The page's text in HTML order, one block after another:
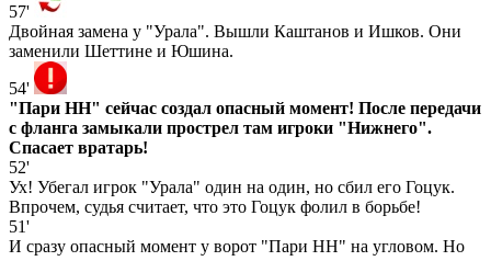
57'
Двойная замена у "Урала". Вышли Каштанов и Ишков. Они
заменили Шеттине и Юшина.
54'
"Пари НН" сейчас создал опасный момент! После передачи
с фланга замыкали прострел там игроки "Нижнего".
Спасает вратарь!
52'
Ух! Убегал игрок "Урала" один на один, но сбил его Гоцук.
Впрочем, судья считает, что это Гоцук фолил в борьбе!
51'
И сразу опасный момент у ворот "Пари НН" на угловом. Но